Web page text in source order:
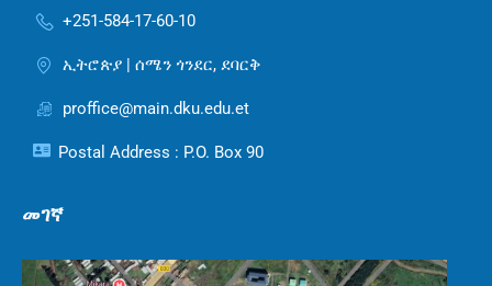
+251-584-17-60-10
ኢትሮጵያ | ሰሜን ጎንደር, ደባርቅ
proffice@main.dku.edu.et
Postal Address : P.O. Box 90
መገኛ